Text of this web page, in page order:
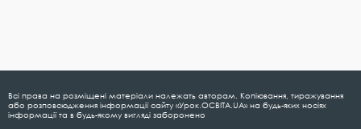
Всі права на розміщені матеріали належать авторам. Копіювання, тиражування
або розповсюдження інформації сайту «Урок.ОСВІТА.UA» на будь-яких носіях
інформації та в будь-якому вигляді заборонено